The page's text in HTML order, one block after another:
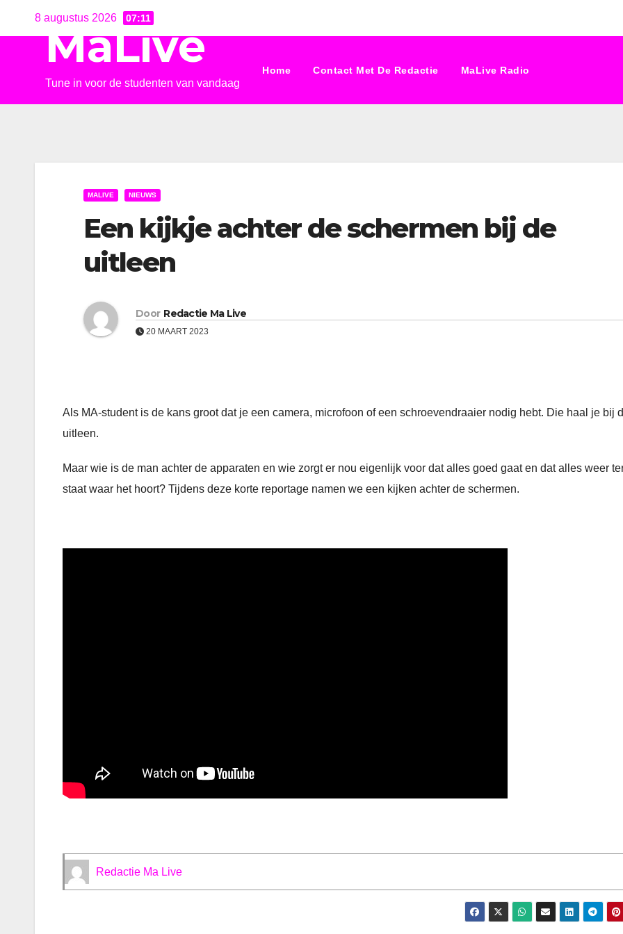
8 augustus 2026 07:11
MaLive
Tune in voor de studenten van vandaag
Home Contact Met De Redactie MaLive Radio
MALIVE NIEUWS
Een kijkje achter de schermen bij de
uitleen
Door Redactie Ma Live
20 MAART 2023
Als MA-student is de kans groot dat je een camera, microfoon of een schroevendraaier nodig hebt. Die haal je bij
uitleen.
Maar wie is de man achter de apparaten en wie zorgt er nou eigenlijk voor dat alles goed gaat en dat alles weer
staat waar het hoort? Tijdens deze korte reportage namen we een kijken achter de schermen.
Redactie Ma Live